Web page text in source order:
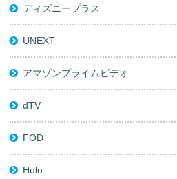
ディズニープラス
UNEXT
アマゾンプライムビデオ
dTV
FOD
Hulu